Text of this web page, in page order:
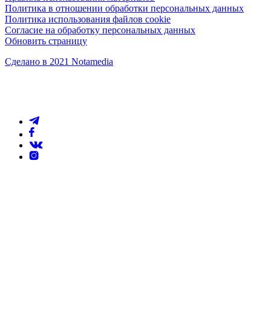
Политика в отношении обработки персональных данных
Политика использования файлов cookie
Согласие на обработку персональных данных
Обновить страницу
Сделано в 2021 Notamedia